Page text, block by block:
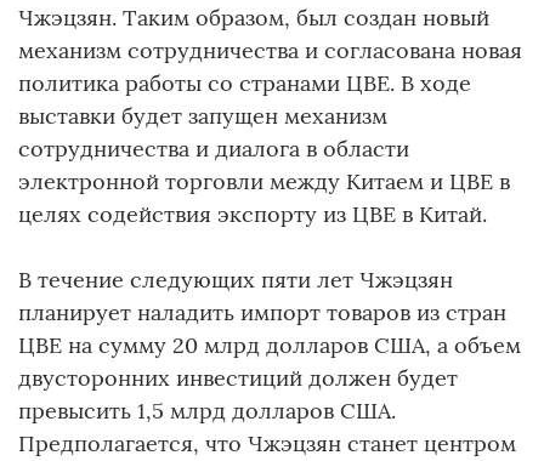
Чжэцзян. Таким образом, был создан новый
механизм сотрудничества и согласована новая
политика работы со странами ЦВЕ. В ходе
выставки будет запущен механизм
сотрудничества и диалога в области
электронной торговли между Китаем и ЦВЕ в
целях содействия экспорту из ЦВЕ в Китай.
В течение следующих пяти лет Чжэцзян
планирует наладить импорт товаров из стран
ЦВЕ на сумму 20 млрд долларов США, а объем
двусторонних инвестиций должен будет
превысить 1,5 млрд долларов США.
Предполагается, что Чжэцзян станет центром